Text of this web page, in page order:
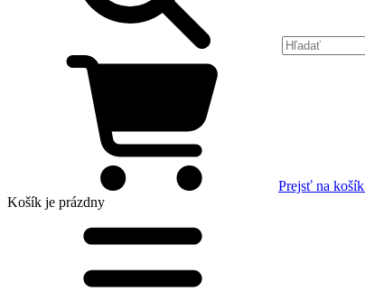
Prejsť na košík
Košík je prázdny